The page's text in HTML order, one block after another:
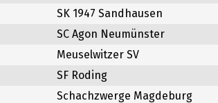
SK 1947 Sandhausen
SC Agon Neumünster
Meuselwitzer SV
SF Roding
Schachzwerge Magdeburg